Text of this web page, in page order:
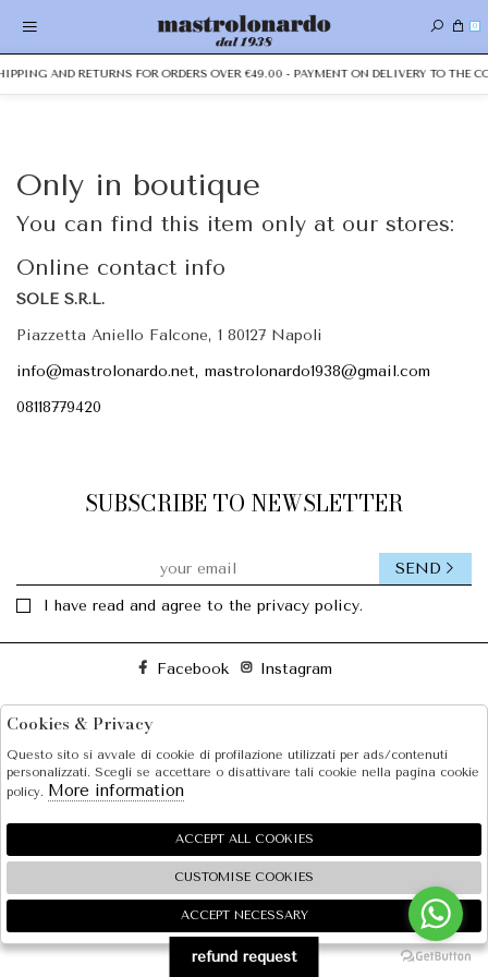
0
AND RETURNS FOR ORDERS OVER €49.00 - PAYMENT ON DELIVERY TO THE
Only in boutique
You can find this item only at our stores:
Online contact info
SOLE S.R.L.
Piazzetta Aniello Falcone, 1 80127 Napoli
info@mastrolonardo.net, mastrolonardo1938@gmail.com
08118779420
SUBSCRIBE TO NEWSLETTER
I have read and agree to the privacy policy.
SEND
Facebook Instagram
SHOPPING
EXTRA
gruppo Zucchetti
🍪
refund request
Cookies & Privacy
Questo sito si avvale di cookie di profilazione utilizzati per ads/contenuti
personalizzati. Scegli se accettare o disattivare tali cookie nella pagina cookie
policy. More information
ACCEPT ALL COOKIES
CUSTOMISE COOKIES
ACCEPT NECESSARY